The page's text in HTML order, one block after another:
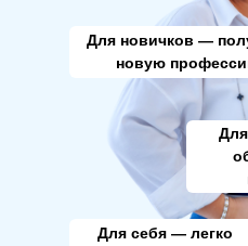
Для новичков —
новую
Для себя — легко